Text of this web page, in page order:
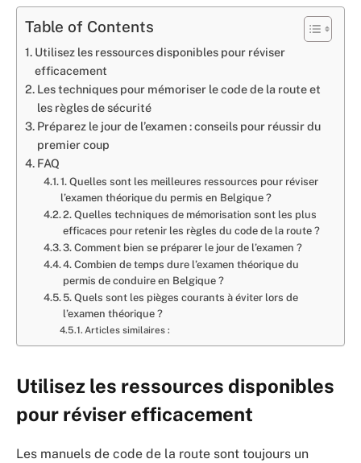
Table of Contents
Utilisez les ressources disponibles pour réviser
efficacement
Les techniques pour mémoriser le code de la route et
les règles de sécurité
Préparez le jour de l’examen : conseils pour réussir du
premier coup
FAQ
1. Quelles sont les meilleures ressources pour réviser
l’examen théorique du permis en Belgique ?
2. Quelles techniques de mémorisation sont les plus
efficaces pour retenir les règles du code de la route ?
3. Comment bien se préparer le jour de l’examen ?
4. Combien de temps dure l’examen théorique du
permis de conduire en Belgique ?
5. Quels sont les pièges courants à éviter lors de
l’examen théorique ?
Articles similaires :
Utilisez les ressources disponibles
pour réviser efficacement
Les manuels de code de la route sont toujours un